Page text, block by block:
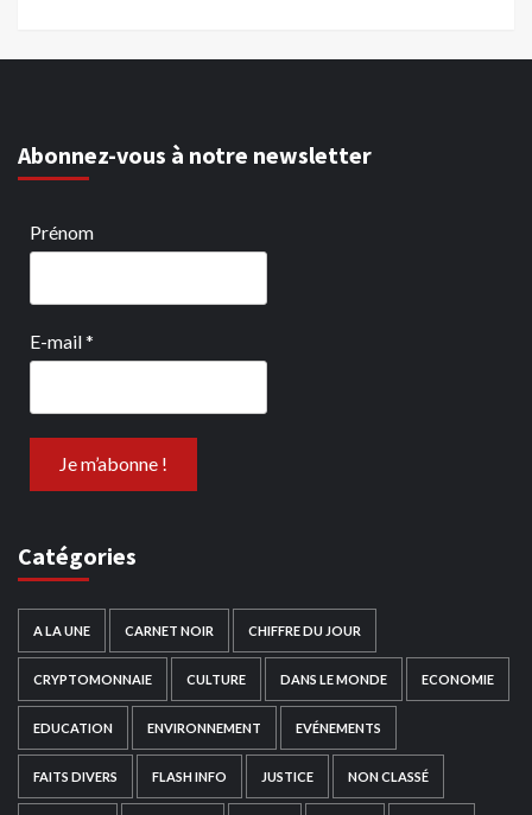
Abonnez-vous à notre newsletter
Prénom
E-mail*
Catégories
A LA UNE CARNET NOIR CHIFFRE DU JOUR
CRYPTOMONNAIE CULTURE DANS LE MONDE ECONOMIE
EDUCATION ENVIRONNEMENT EVÉNEMENTS
FAITS DIVERS FLASH INFO JUSTICE NON CLASSÉ